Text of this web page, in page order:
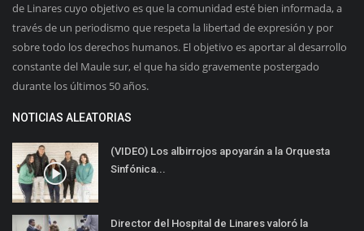
de Linares cuyo objetivo es que la comunidad esté bien informada, a
través de un periodismo que respeta la libertad de expresión y por
sobre todo los derechos humanos. El objetivo es aportar al desarrollo
constante del Maule sur, el que ha sido gravemente postergado
durante los últimos 50 años.
NOTICIAS ALEATORIAS
(VIDEO) Los albirrojos apoyarán a la Orquesta
Sinfónica...
Director del Hospital de Linares valoró la